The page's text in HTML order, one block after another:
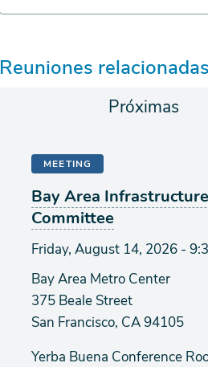
Reuniones relacionadas
Próximas
MEETING
Bay Area
Committee
Friday, August 14, 2026 -
Bay Area Metro Center
375 Beale Street
San Francisco, CA 94105
Yerba Buena Conference